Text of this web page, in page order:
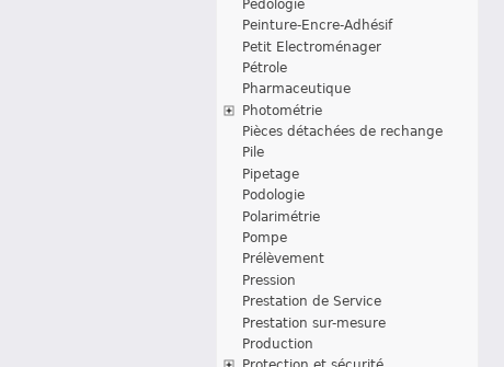
Pédologie
Peinture-Encre-Adhésif
Petit Electroménager
Pétrole
Pharmaceutique
Photométrie
Pièces détachées de rechange
Pile
Pipetage
Podologie
Polarimétrie
Pompe
Prélèvement
Pression
Prestation de Service
Prestation sur-mesure
Production